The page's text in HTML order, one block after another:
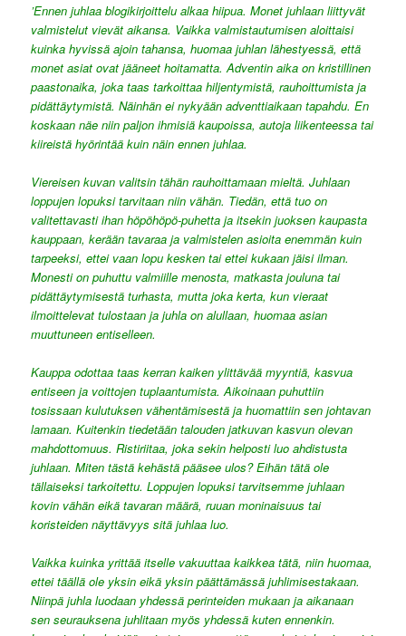
’Ennen juhlaa blogikirjoittelu alkaa hiipua. Monet juhlaan liittyvät
valmistelut vievät aikansa. Vaikka valmistautumisen aloittaisi
kuinka hyvissä ajoin tahansa, huomaa juhlan lähestyessä, että
monet asiat ovat jääneet hoitamatta. Adventin aika on kristillinen
paastonaika, joka taas tarkoittaa hiljentymistä, rauhoittumista ja
pidättäytymistä. Näinhän ei nykyään adventtiaikaan tapahdu. En
koskaan näe niin paljon ihmisiä kaupoissa, autoja liikenteessa tai
kiireistä hyörintää kuin näin ennen juhlaa.
Viereisen kuvan valitsin tähän rauhoittamaan mieltä. Juhlaan
loppujen lopuksi tarvitaan niin vähän. Tiedän, että tuo on
valitettavasti ihan höpöhöpö-puhetta ja itsekin juoksen kaupasta
kauppaan, kerään tavaraa ja valmistelen asioita enemmän kuin
tarpeeksi, ettei vaan lopu kesken tai ettei kukaan jäisi ilman.
Monesti on puhuttu valmiille menosta, matkasta jouluna tai
pidättäytymisestä turhasta, mutta joka kerta, kun vieraat
ilmoittelevat tulostaan ja juhla on alullaan, huomaa asian
muuttuneen entiselleen.
Kauppa odottaa taas kerran kaiken ylittävää myyntiä, kasvua
entiseen ja voittojen tuplaantumista. Aikoinaan puhuttiin
tosissaan kulutuksen vähentämisestä ja huomattiin sen johtavan
lamaan. Kuitenkin tiedetään talouden jatkuvan kasvun olevan
mahdottomuus. Ristiriitaa, joka sekin helposti luo ahdistusta
juhlaan. Miten tästä kehästä pääsee ulos? Eihän tätä ole
tällaiseksi tarkoitettu. Loppujen lopuksi tarvitsemme juhlaan
kovin vähän eikä tavaran määrä, ruuan moninaisuus tai
koristeiden näyttävyys sitä juhlaa luo.
Vaikka kuinka yrittää itselle vakuuttaa kaikkea tätä, niin huomaa,
ettei täällä ole yksin eikä yksin päättämässä juhlimisestakaan.
Niinpä juhla luodaan yhdessä perinteiden mukaan ja aikanaan
sen seurauksena juhlitaan myös yhdessä kuten ennenkin.